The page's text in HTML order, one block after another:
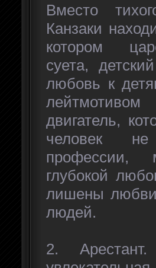
Вместо
Канзаки
котором
суета,
любовь к
двигатель,
человек
профессии,
глубокой
лишены любви
людей.
2.